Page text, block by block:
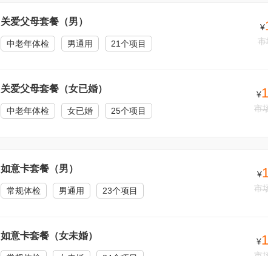
关爱父母套餐（男）
中老年体检 男通用 21个项目
¥
市
关爱父母套餐（女已婚）
中老年体检 女已婚 25个项目
¥
市
如意卡套餐（男）
常规体检 男通用 23个项目
¥
市
如意卡套餐（女未婚）
¥